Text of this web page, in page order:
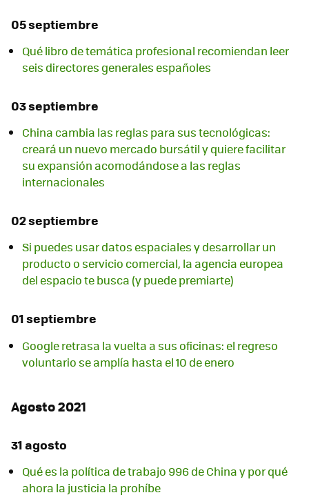
05 septiembre
Qué libro de temática profesional recomiendan leer
seis directores generales españoles
03 septiembre
China cambia las reglas para sus tecnológicas:
creará un nuevo mercado bursátil y quiere facilitar
su expansión acomodándose a las reglas
internacionales
02 septiembre
Si puedes usar datos espaciales y desarrollar un
producto o servicio comercial, la agencia europea
del espacio te busca (y puede premiarte)
01 septiembre
Google retrasa la vuelta a sus oficinas: el regreso
voluntario se amplía hasta el 10 de enero
Agosto 2021
31 agosto
Qué es la política de trabajo 996 de China y por qué
ahora la justicia la prohíbe